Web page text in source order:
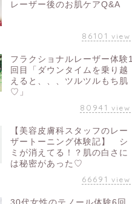
レーザー後のお肌ケアQ&A
86101 view
フラクショナルレーザー体験1
回目「ダウンタイムを乗り越
えると、、、ツルツルもち肌
♡」
80941 view
【美容皮膚科スタッフのレー
ザートーニング体験記】 シ
ミが消えてる！？肌の白さに
は秘密があった♡
66691 view